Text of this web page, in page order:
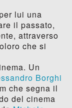
lui una
il passato,
attraverso
che si
Un
Borghi
che segna il
del cinema